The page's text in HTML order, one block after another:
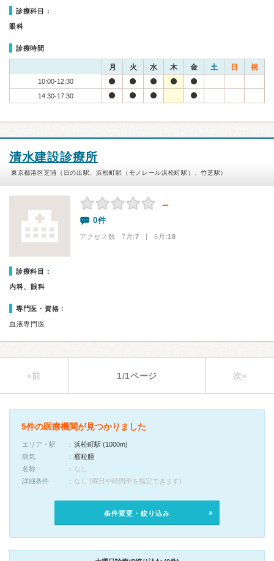
診療科目：
眼科
診療時間
月 火 水 木 金 土 日 祝
10:00-12:30
14:30-17:30
清水建設診療所
東京都港区芝浦（日の出駅、浜松町駅（モノレール浜松町駅）、竹芝駅）
－
0件
アクセス数 7月:7 | 6月:18
診療科目：
内科、眼科
専門医・資格：
血液専門医
«前 1/1ページ 次»
5件の医療機関が見つかりました
エリア・駅
浜松町駅 (1000m)
病気
霰粒腫
名称
なし
詳細条件
なし (曜日や時間帯を指定できます)
条件変更・絞り込み